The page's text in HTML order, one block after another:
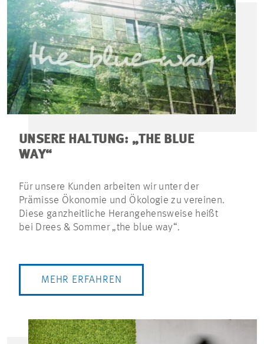
UNSERE HALTUNG: „THE BLUE
WAY“
Für unsere Kunden arbeiten wir unter der
Prämisse Ökonomie und Ökologie zu vereinen.
Diese ganzheitliche Herangehensweise heißt
bei Drees & Sommer „the blue way“.
MEHR ERFAHREN